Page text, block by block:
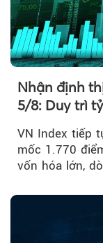
Nhận định
5/8: Duy trì
VN Index tiếp
mốc 1.770
vốn hóa lớn,